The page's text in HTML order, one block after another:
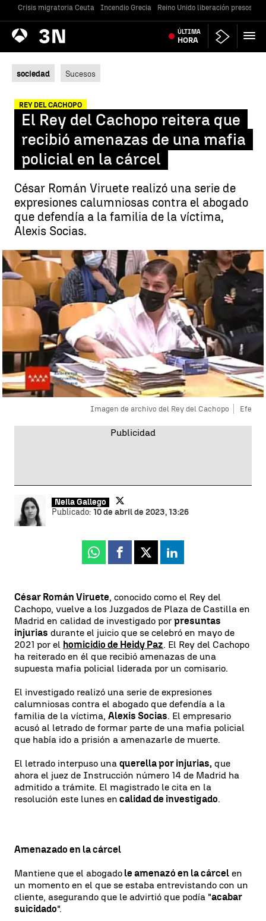
Crisis migratoria Ceuta Incendio Grecia Reino Unido liberación presos
Antena
3 Noticias ÚLTIMA
HORA
sociedad Sucesos
REY DEL CACHOPO
El Rey del Cachopo reitera que
recibió amenazas de una mafia
policial en la cárcel
César Román Viruete realizó una serie de
expresiones calumniosas contra el abogado
que defendía a la familia de la víctima,
Alexis Socias.
Imagen de archivo del Rey del Cachopo Efe
Neila Gallego
Publicado: 10 de abril de 2023, 13:26
Whatsapp
Facebook
X Linkedin
César Román Viruete, conocido como el Rey del
Cachopo, vuelve a los Juzgados de Plaza de Castilla en
Madrid en calidad de investigado por presuntas
injurias durante el juicio que se celebró en mayo de
2021 por el homicidio de Heidy Paz. El Rey del Cachopo
ha reiterado en él que recibió amenazas de una
supuesta mafia policial liderada por un comisario.
El investigado realizó una serie de expresiones
calumniosas contra el abogado que defendía a la
familia de la víctima, Alexis Socias. El empresario
acusó al letrado de formar parte de una mafia policial
que había ido a prisión a amenazarle de muerte.
El letrado interpuso una querella por injurias, que
ahora el juez de Instrucción número 14 de Madrid ha
admitido a trámite. El magistrado le cita en la
resolución este lunes en calidad de investigado.
Amenazado en la cárcel
Mantiene que el abogado le amenazó en la cárcel en
un momento en el que se estaba entrevistando con un
cliente, asegurando que le advirtió que podía "acabar
suicidado".